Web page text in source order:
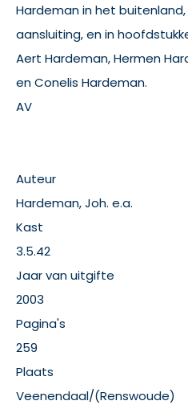
Hardeman in het
aansluiting, en in
Aert Hardeman, Hermen
en Conelis Hardeman.
AV
Auteur
Hardeman, Joh. e.a.
Kast
3.5.42
Jaar van uitgifte
2003
Pagina's
259
Plaats
Veenendaal/(Renswoude)